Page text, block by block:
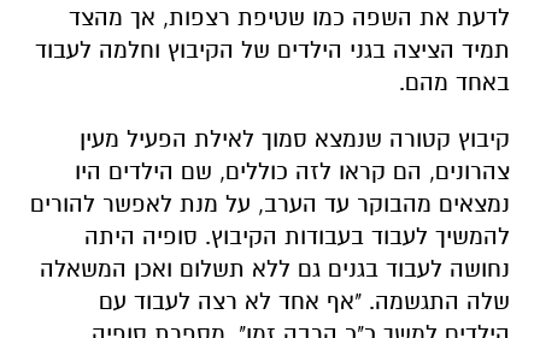
לדעת את השפה כמו שטיפת רצפות, אך מהצד
תמיד הציצה בגני הילדים של הקיבוץ וחלמה לעבוד
באחד מהם.
קיבוץ קטורה שנמצא סמוך לאילת הפעיל מעין
צהרונים, הם קראו לזה כוללים, שם הילדים היו
נמצאים מהבוקר עד הערב, על מנת לאפשר להורים
להמשיך לעבוד בעבודות הקיבוץ. סופיה היתה
נחושה לעבוד בגנים גם ללא תשלום ואכן המשאלה
שלה התגשמה. "אף אחד לא רצה לעבוד עם